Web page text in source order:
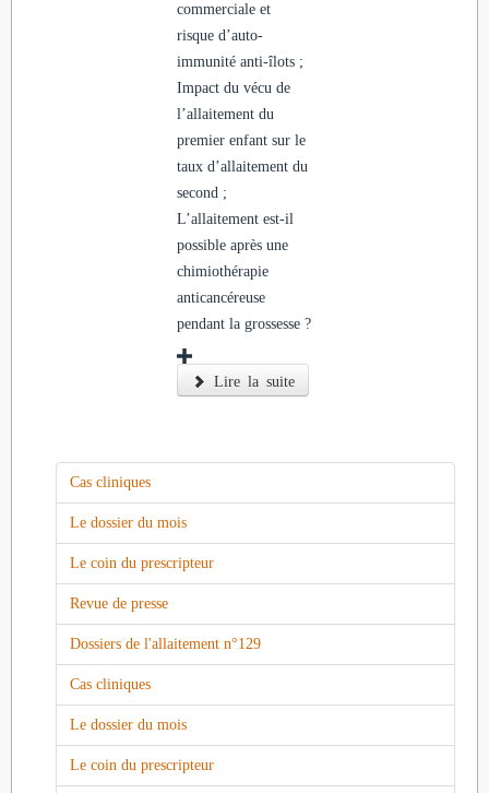
commerciale et
risque d’auto-
immunité anti-îlots ;
Impact du vécu de
l’allaitement du
premier enfant sur le
taux d’allaitement du
second ;
L’allaitement est-il
possible après une
chimiothérapie
anticancéreuse
pendant la grossesse ?
Lire la suite
Cas cliniques
Le dossier du mois
Le coin du prescripteur
Revue de presse
Dossiers de l'allaitement n°129
Cas cliniques
Le dossier du mois
Le coin du prescripteur